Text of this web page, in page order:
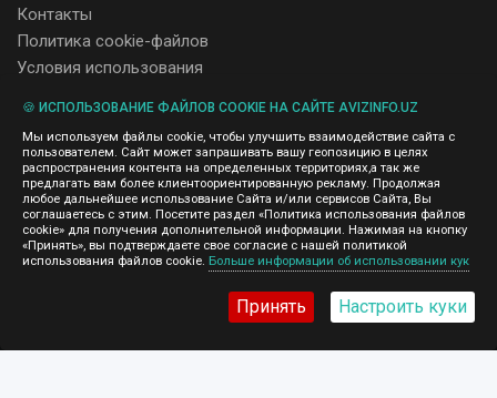
Контакты
Политика cookie-файлов
Условия использования
содержание размещенных объявлений.
Мы ценим конфиденциальность наших пользователей. Мы не
передаем и не продаем личную информацию зарегистрированных
пользователей AvizInfo.uz третьим лицам. Мы не отвечаем за
правила конфиденциальности сайтов на которые ссылается
AvizInfo.uz. На некоторых страницах нашего сайта представлена
реклама Google Adsense Advertising Network. Чтобы узнать
подробней о правилах конфиденциальности Googleнажмите тут
🍪 ИСПОЛЬЗОВАНИЕ ФАЙЛОВ COOKIE НА САЙТЕ AVIZINFO.UZ
Мы используем файлы cookie, чтобы улучшить взаимодействие сайта с
пользователем. Сайт может запрашивать вашу геопозицию в целях
распространения контента на определенных территориях,а так же
предлагать вам более клиентоориентированную рекламу. Продолжая
любое дальнейшее использование Сайта и/или сервисов Сайта, Вы
соглашаетесь с этим. Посетите раздел «Политика использования файлов
cookie» для получения дополнительной информации. Нажимая на кнопку
«Принять», вы подтверждаете свое согласие с нашей политикой
использования файлов cookie. Больше информации об использовании кук
Принять Настроить куки